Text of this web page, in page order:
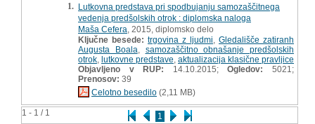
1 - 1 / 1 1
1. Lutkovna predstava pri spodbujanju samozaščitnega
vedenja predšolskih otrok : diplomska naloga
Maša Cefera , 2015, diplomsko delo
Ključne besede: trgovina z ljudmi
Gledališče zatiranh
Augusta Boala
samozaščitno obnašanje predšolskih
otrok lutkovne predstave aktualizacija klasične pravljice
Objavljeno v RUP: 14.10.2015;Ogledov:
5021;
Prenosov: 39
Celotno besedilo (2,11 MB)